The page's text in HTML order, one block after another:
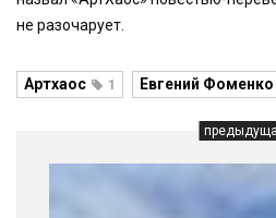
не разочарует.
Артхаос 1 Евгений Фоменко